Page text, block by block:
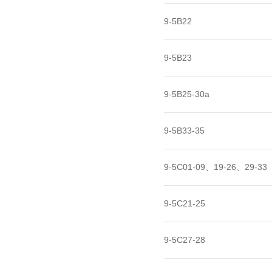
9-5B22
9-5B23
9-5B25-30a
9-5B33-35
9-5C01-09、19-26、29-33
9-5C21-25
9-5C27-28